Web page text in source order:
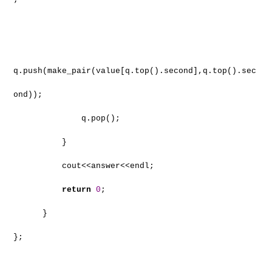
q.push(make_pair(value[q.top().second],q.top().sec
ond));
q.pop();
}
cout<<answer<<endl;
return 0 ;
}
};